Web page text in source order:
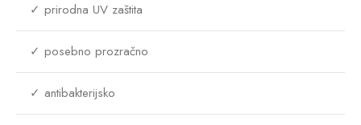
✓ prirodna UV zaštita
✓ posebno prozračno
✓ antibakterijsko